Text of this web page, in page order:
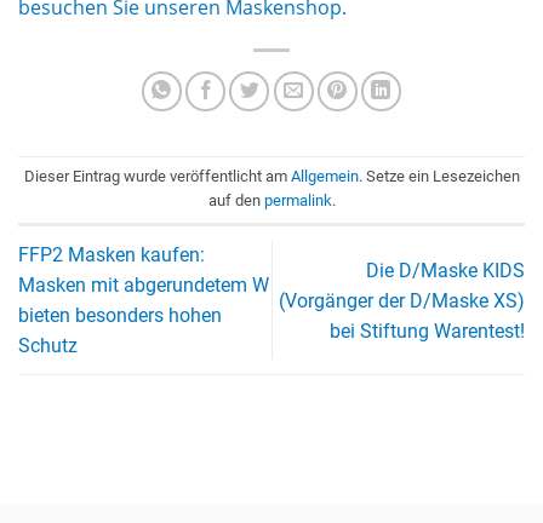
besuchen Sie unseren Maskenshop.
Dieser Eintrag wurde veröffentlicht am Allgemein. Setze ein Lesezeichen
auf den permalink.
FFP2 Masken kaufen:
Masken mit abgerundetem W
bieten besonders hohen
Schutz
Die D/Maske KIDS
(Vorgänger der D/Maske XS)
bei Stiftung Warentest!